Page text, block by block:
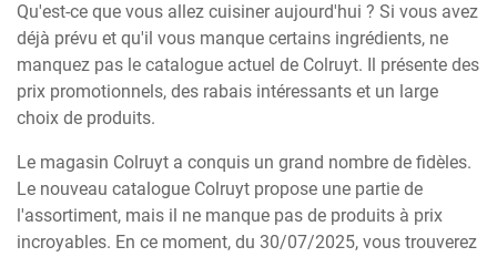
Qu'est-ce que vous allez cuisiner aujourd'hui ? Si vous avez
déjà prévu et qu'il vous manque certains ingrédients, ne
manquez pas le catalogue actuel de Colruyt. Il présente des
prix promotionnels, des rabais intéressants et un large
choix de produits.
Le magasin Colruyt a conquis un grand nombre de fidèles.
Le nouveau catalogue Colruyt propose une partie de
l'assortiment, mais il ne manque pas de produits à prix
incroyables. En ce moment, du 30/07/2025, vous trouverez